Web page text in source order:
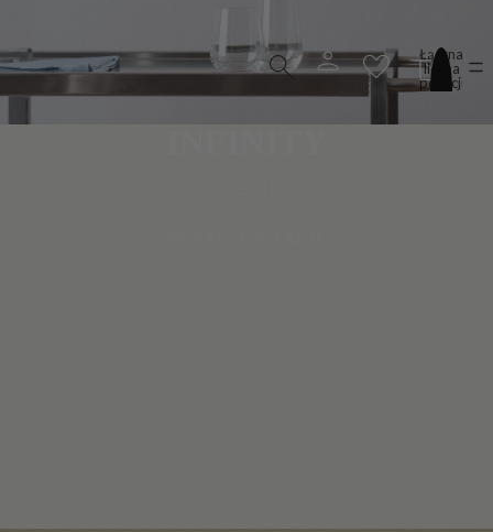
Łączna
liczba
pozycji
w